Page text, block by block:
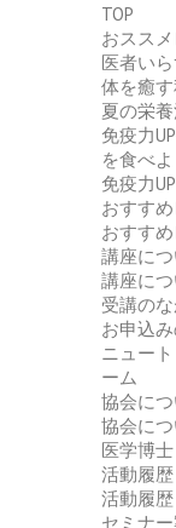
TOP
おスス
医者い
体を癒
夏の栄
免疫力
を食べよ
免疫力
おすす
おすす
講座に
講座に
受講の
お申込
ニュー
ーム
協会に
協会に
医学博
活動履歴
活動履歴
セミナ